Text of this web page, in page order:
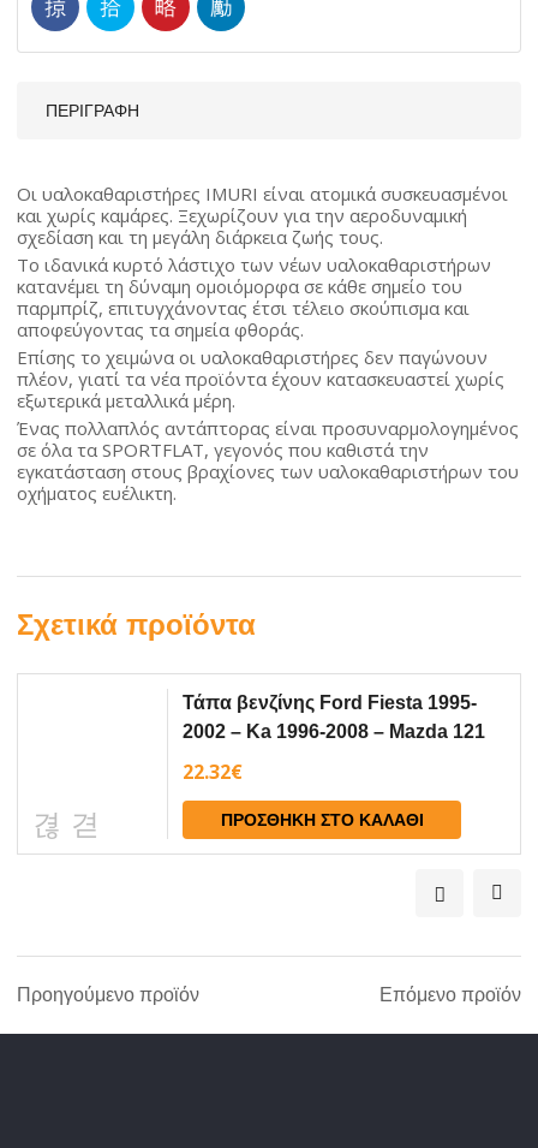
ΠΕΡΙΓΡΑΦΉ
Οι υαλοκαθαριστήρες IMURI είναι ατομικά συσκευασμένοι
και χωρίς καμάρες. Ξεχωρίζουν για την αεροδυναμική
σχεδίαση και τη μεγάλη διάρκεια ζωής τους.
Το ιδανικά κυρτό λάστιχο των νέων υαλοκαθαριστήρων
κατανέμει τη δύναμη ομοιόμορφα σε κάθε σημείο του
παρμπρίζ, επιτυγχάνοντας έτσι τέλειο σκούπισμα και
αποφεύγοντας τα σημεία φθοράς.
Επίσης το χειμώνα οι υαλοκαθαριστήρες δεν παγώνουν
πλέον, γιατί τα νέα προϊόντα έχουν κατασκευαστεί χωρίς
εξωτερικά μεταλλικά μέρη.
Ένας πολλαπλός αντάπτορας είναι προσυναρμολογημένος
σε όλα τα SPORTFLAT, γεγονός που καθιστά την
εγκατάσταση στους βραχίονες των υαλοκαθαριστήρων του
οχήματος ευέλικτη.
Σχετικά προϊόντα
Τάπα βενζίνης Ford Fiesta 1995-
2002 – Ka 1996-2008 – Mazda 121
1996-2003 1τμχ Farma
22.32€
ΠΡΟΣΘΉΚΗ ΣΤΟ ΚΑΛΆΘΙ
Προηγούμενο προϊόν Επόμενο προϊόν